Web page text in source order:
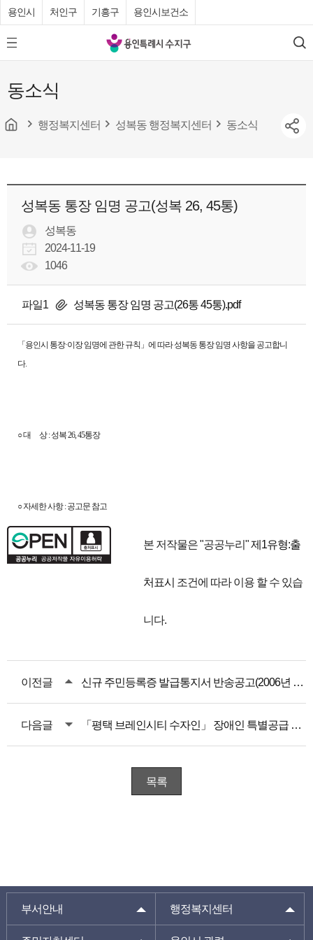
용인시 처인구 기흥구 용인시보건소
모
바
메
뉴
튼
용
인
수
청
검
색
동소식
행정복지센터 성복동 행정복지센터 동소식
성복동 통장 임명 공고(성복 26, 45통)
성복동
2024-11-19
1046
파일1 성복동 통장 임명 공고(26통 45통).pdf
「용인시 통장·이장 임명에 관한 규칙」에 따라 성복동 통장 임명 사항을 공고합니
다.
○ 대 상 : 성복 26, 45통장
○ 자세한 사항 : 공고문 참고
본 저작물은 "공공누리"제1유형:출
처표시 조건에 따라 이용 할 수 있습
니다.
이전글 신규 주민등록증 발급통지서 반송공고(2006년 10월생)
다음글 「평택 브레인시티 수자인」 장애인 특별공급 안내
목록
부서안내 행정복지센터